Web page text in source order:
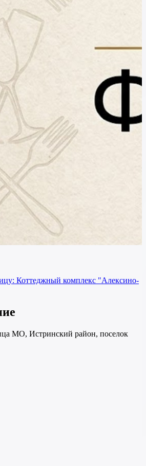
Коттеджный комплекс "Алексино-
МО, Истринский район, поселок